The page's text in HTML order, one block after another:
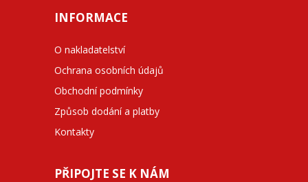
INFORMACE
O nakladatelství
Ochrana osobních údajů
Obchodní podmínky
Způsob dodání a platby
Kontakty
PŘIPOJTE SE K NÁM